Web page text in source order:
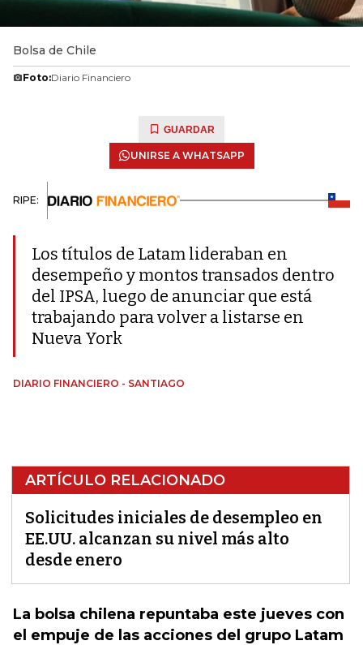
Bolsa de Chile
Foto:Diario Financiero
GUARDAR
UNIRSE A WHATSAPP
RIPE:
Los títulos de Latam lideraban en
desempeño y montos transados dentro
del IPSA, luego de anunciar que está
trabajando para volver a listarse en
Nueva York
DIARIO FINANCIERO - SANTIAGO
ARTÍCULO RELACIONADO
Solicitudes iniciales de desempleo en
EE.UU. alcanzan su nivel más alto
desde enero
La bolsa chilena repuntaba este jueves con
el empuje de las acciones del grupo Latam